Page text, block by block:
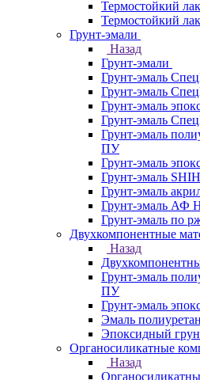
Термостойкий
Термостойкий
Грунт-эмали
Назад
Грунт-эмали
Грунт-эмаль
Грунт-эмаль
Грунт-эмаль
Грунт-эмаль
Грунт-эмаль
ПУ
Грунт-эмаль
Грунт-эмаль
Грунт-эмаль
Грунт-эмаль АФ
Грунт-эмаль по
Двухкомпонентные
Назад
Грунт-эмаль
ПУ
Грунт-эмаль
Эмаль
Эпоксидный
Органосиликатные
Назад